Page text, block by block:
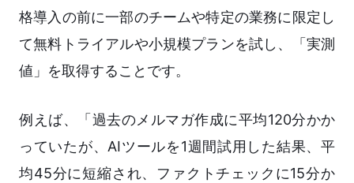
格導入の前に一部のチームや特定の業務に限定し
て無料トライアルや小規模プランを試し、「実測
値」を取得することです。
例えば、「過去のメルマガ作成に平均120分かか
っていたが、AIツールを1週間試用した結果、平
均45分に短縮され、ファクトチェックに15分か